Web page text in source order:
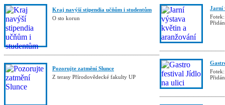
Kraj navýší stipendia učňům i studentům
O sto korun
Pozorujte zatmění Slunce
Z terasy Přírodovědecké fakulty UP
Jarní